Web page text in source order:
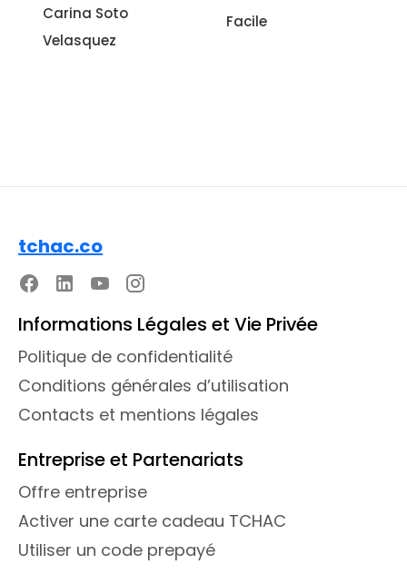
Carina Soto
Velasquez
Facile
tchac.co
Informations Légales et Vie Privée
Politique de confidentialité
Conditions générales d’utilisation
Contacts et mentions légales
Entreprise et Partenariats
Offre entreprise
Activer une carte cadeau TCHAC
Utiliser un code prepayé